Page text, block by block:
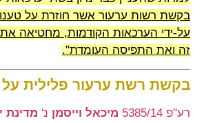
בקשת רשות ערעור אשר חוזרת על
על-ידי הערכאות הקודמות, מחטיאה
זה ואת התפיסה העומדת".
בקשת רשת ערעור פלילית על
רע"פ 5385/14 מיכאל וייסמן נ' מדינת